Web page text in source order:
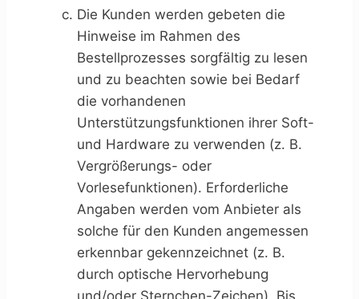
Die Kunden werden gebeten die
Hinweise im Rahmen des
Bestellprozesses sorgfältig zu lesen
und zu beachten sowie bei Bedarf
die vorhandenen
Unterstützungsfunktionen ihrer Soft-
und Hardware zu verwenden (z. B.
Vergrößerungs- oder
Vorlesefunktionen). Erforderliche
Angaben werden vom Anbieter als
solche für den Kunden angemessen
erkennbar gekennzeichnet (z. B.
durch optische Hervorhebung
und/oder Sternchen-Zeichen). Bis